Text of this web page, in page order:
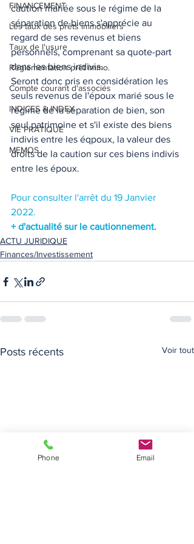
FINANCEMENT
Les taux des prêts immobiliers
Taux de l'usure
Règlementation prêt immo.
Compte courant d'associés
INDICES & INDEX
VIE PRATIQUE
MEMOS
caution mariée sous le régime de la
séparation de biens s'apprécie au
regard de ses revenus et biens
personnels, comprenant sa quote-part
dans les biens indivis.
Seront donc pris en considération les
seuls revenus de l'époux marié sous le
régime de la séparation de bien, son
seul patrimoine et s'il existe des biens
indivis entre les éqpoux, la valeur des
droits de la caution sur ces biens indivis
entre les époux.
Pour consulter l'arrêt du 19 Janvier
2022.
+ d'actualité sur le cautionnement.
ACTU JURIDIQUE
Finances/Investissement
Posts récents Voir tout
Phone Email